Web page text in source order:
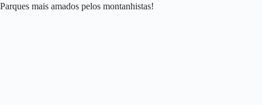
Parques mais amados pelos montanhistas!